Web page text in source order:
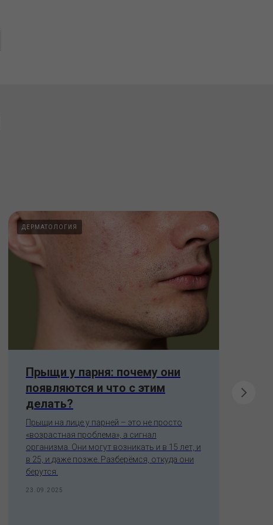
ДЕРМАТОЛОГИЯ
Прыщи у парня: почему они
появляются и что с этим
делать?
Прыщи на лице у парней – это не просто
«возрастная проблема», а сигнал
организма. Они могут возникать и в 15 лет, и
в 25, и даже позже. Разберёмся, откуда они
берутся.
23.09.2025